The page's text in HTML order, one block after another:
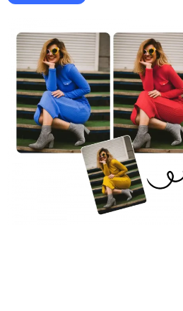
AI擁抱生成器
AI舞蹈生成器
支援的人工智慧模型
Seedance 2.0 Kling 2.6
Kling 2.6 Pro
支援的人工智慧模型
Seedream 5.0 專業版 Nano
納米香蕉 通量 Kontext
照片增強器
物件移除器
浮水印去除器